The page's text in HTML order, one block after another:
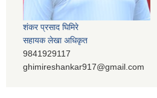
शंकर प्रसाद घिमिरे
सहायक लेखा अधिकृत
9841929117
ghimireshankar917@gmail.com